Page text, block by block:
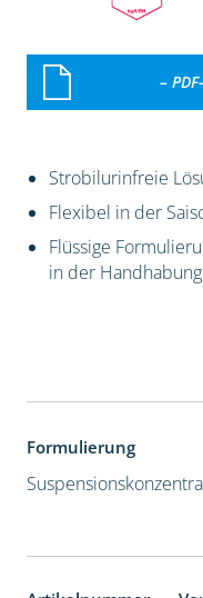
–
Strobilurinfreie
Flexibel in der
Flüssige
in der Handhabung
Formulierung